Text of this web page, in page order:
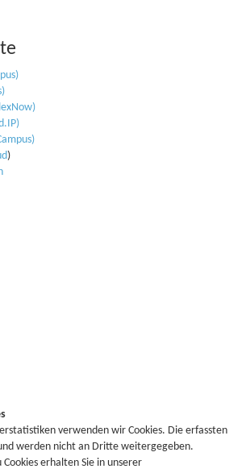
)
verwenden wir Cookies. Die erfassten
werden nicht an Dritte weitergegeben.
erhalten Sie in unserer